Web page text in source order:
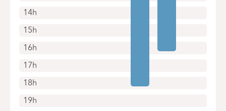
14h
15h
16h
17h
18h
19h